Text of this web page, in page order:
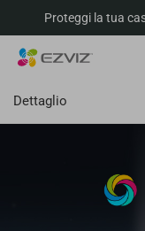
Proteggi la tua
Dettaglio